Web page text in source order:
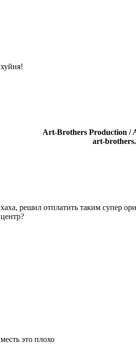
хуйня!
Art-Brothers Production /
art-
хаха, решил отплатить таким супер
центр?
месть это плохо